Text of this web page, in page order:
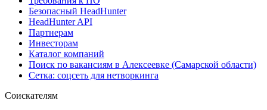
Безопасный HeadHunter
HeadHunter API
Партнерам
Инвесторам
Каталог компаний
Поиск по вакансиям в Алексеевке (Самарской области)
Сетка: соцсеть для нетворкинга
Соискателям